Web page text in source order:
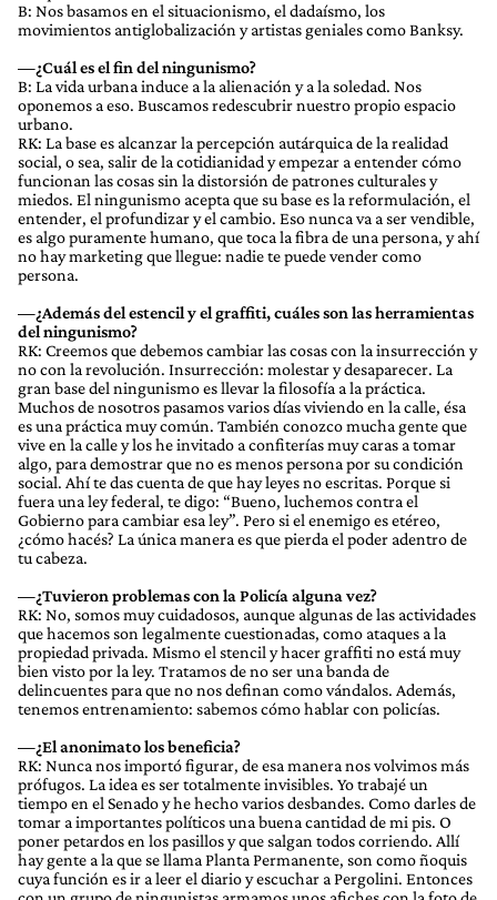
B: Nos basamos en el situacionismo, el dadaísmo, los
movimientos antiglobalización y artistas geniales como Banksy.
—¿Cuál es el fin del ningunismo?
B: La vida urbana induce a la alienación y a la soledad. Nos
oponemos a eso. Buscamos redescubrir nuestro propio espacio
urbano.
RK: La base es alcanzar la percepción autárquica de la realidad
social, o sea, salir de la cotidianidad y empezar a entender cómo
funcionan las cosas sin la distorsión de patrones culturales y
miedos. El ningunismo acepta que su base es la reformulación, el
entender, el profundizar y el cambio. Eso nunca va a ser vendible,
es algo puramente humano, que toca la fibra de una persona, y ahí
no hay marketing que llegue: nadie te puede vender como
persona.
—¿Además del estencil y el graffiti, cuáles son las herramientas
del ningunismo?
RK: Creemos que debemos cambiar las cosas con la insurrección y
no con la revolución. Insurrección: molestar y desaparecer. La
gran base del ningunismo es llevar la filosofía a la práctica.
Muchos de nosotros pasamos varios días viviendo en la calle, ésa
es una práctica muy común. También conozco mucha gente que
vive en la calle y los he invitado a confiterías muy caras a tomar
algo, para demostrar que no es menos persona por su condición
social. Ahí te das cuenta de que hay leyes no escritas. Porque si
fuera una ley federal, te digo: “Bueno, luchemos contra el
Gobierno para cambiar esa ley”. Pero si el enemigo es etéreo,
¿cómo hacés? La única manera es que pierda el poder adentro de
tu cabeza.
—¿Tuvieron problemas con la Policía alguna vez?
RK: No, somos muy cuidadosos, aunque algunas de las actividades
que hacemos son legalmente cuestionadas, como ataques a la
propiedad privada. Mismo el stencil y hacer graffiti no está muy
bien visto por la ley. Tratamos de no ser una banda de
delincuentes para que no nos definan como vándalos. Además,
tenemos entrenamiento: sabemos cómo hablar con policías.
—¿El anonimato los beneficia?
RK: Nunca nos importó figurar, de esa manera nos volvimos más
prófugos. La idea es ser totalmente invisibles. Yo trabajé un
tiempo en el Senado y he hecho varios desbandes. Como darles de
tomar a importantes políticos una buena cantidad de mi pis. O
poner petardos en los pasillos y que salgan todos corriendo. Allí
hay gente a la que se llama Planta Permanente, son como ñoquis
cuya función es ir a leer el diario y escuchar a Pergolini. Entonces